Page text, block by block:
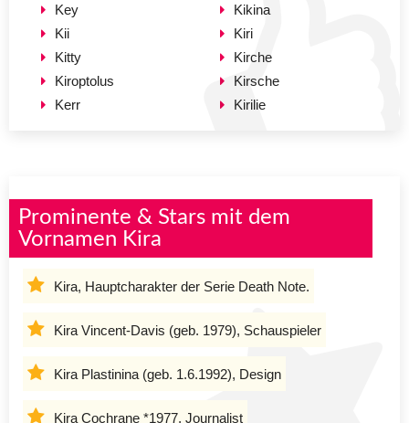
Key
Kii
Kitty
Kiroptolus
Kerr
Kikina
Kiri
Kirche
Kirsche
Kirilie
Prominente & Stars mit dem
Vornamen Kira
Kira, Hauptcharakter der Serie Death Note.
Kira Vincent-Davis (geb. 1979), Schauspieler
Kira Plastinina (geb. 1.6.1992), Design
Kira Cochrane *1977, Journalist